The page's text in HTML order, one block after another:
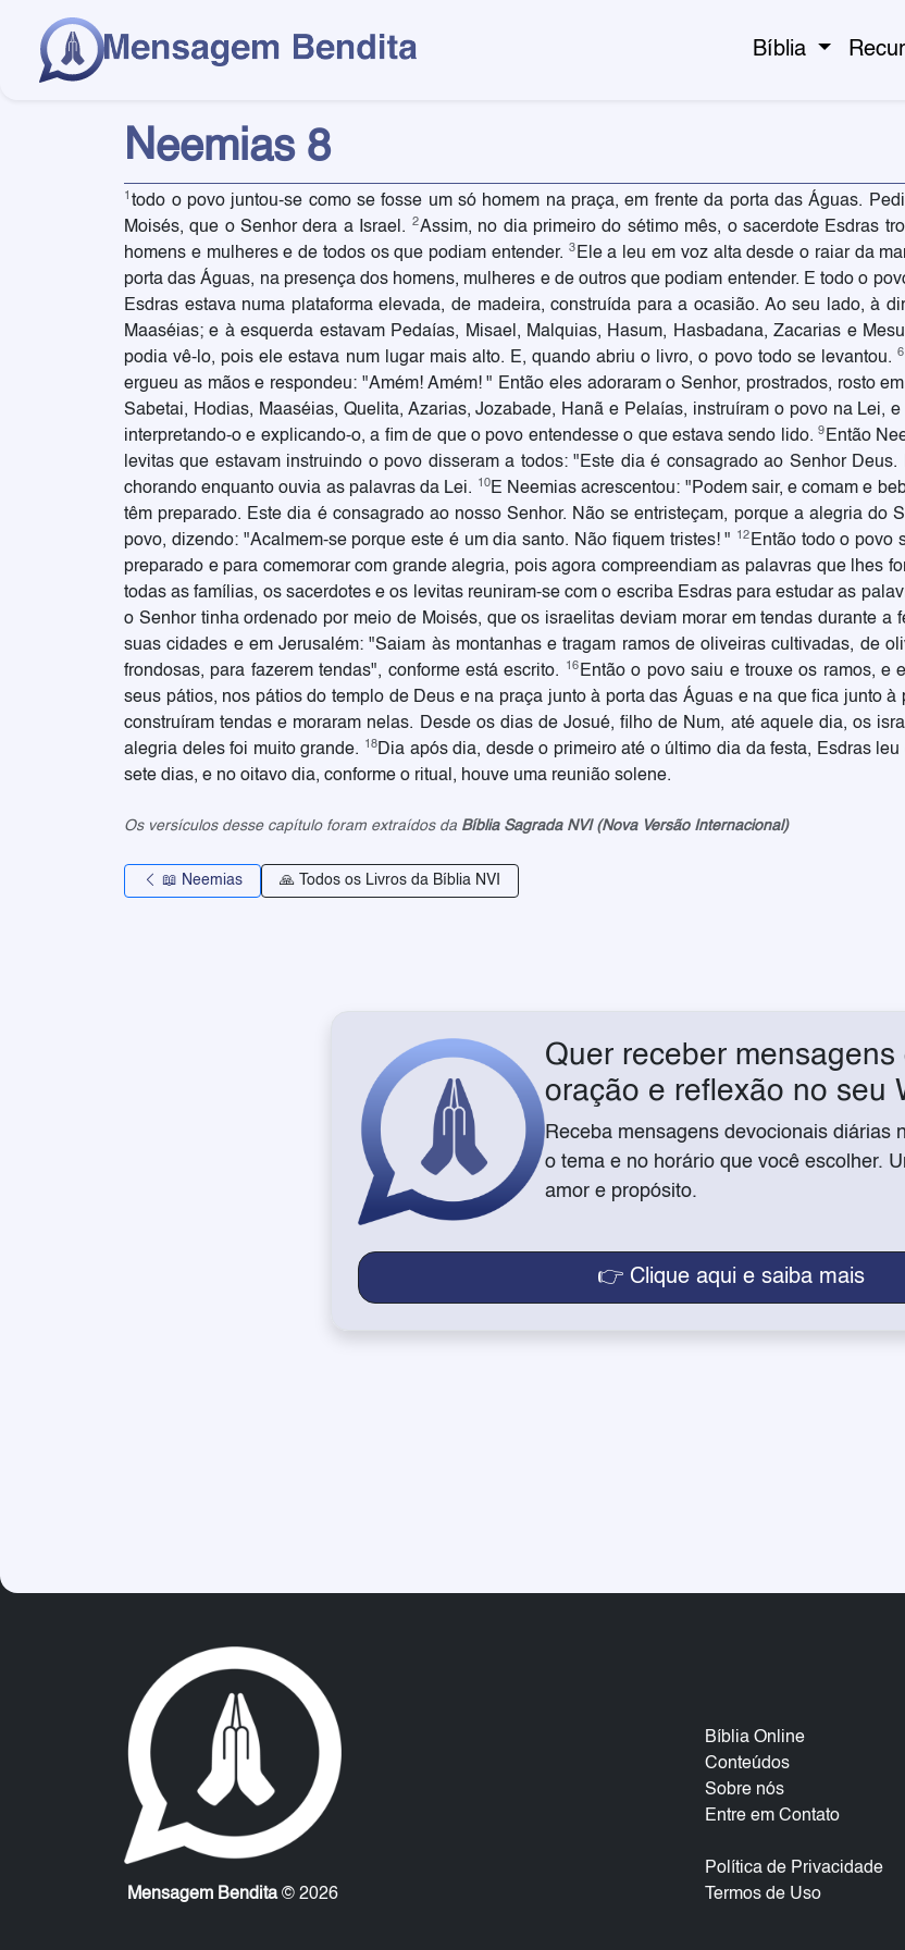
Bíblia
Neemias 8
1 todo o povo juntou-se como se fosse um só homem na praça, em frente da porta das Águas.
Moisés, que o Senhor dera a Israel. 2Assim, no dia primeiro do sétimo mês, o sacerdote Esdras
homens e mulheres e de todos os que podiam entender. 3 Ele a leu em voz alta desde o raiar da
porta das Águas, na presença dos homens, mulheres e de outros que podiam entender. E todo o
Esdras estava numa plataforma elevada, de madeira, construída para a ocasião. Ao seu lado, à
Maaséias; e à esquerda estavam Pedaías, Misael, Malquias, Hasum, Hasbadana, Zacarias e
podia vê-lo, pois ele estava num lugar mais alto. E, quando abriu o livro, o povo todo se levantou. 6
ergueu as mãos e respondeu: "Amém! Amém! " Então eles adoraram o Senhor, prostrados, rosto
Sabetai, Hodias, Maaséias, Quelita, Azarias, Jozabade, Hanã e Pelaías, instruíram o povo na Lei,
interpretando-o e explicando-o, a fim de que o povo entendesse o que estava sendo lido.9 Então
levitas que estavam instruindo o povo disseram a todos: "Este dia é consagrado ao Senhor
chorando enquanto ouvia as palavras da Lei. 10E Neemias acrescentou: "Podem sair, e comam e
têm preparado. Este dia é consagrado ao nosso Senhor. Não se entristeçam, porque a alegria do
povo, dizendo: "Acalmem-se porque este é um dia santo. Não fiquem tristes! " 12 Então todo o povo
preparado e para comemorar com grande alegria, pois agora compreendiam as palavras que lhes
todas as famílias, os sacerdotes e os levitas reuniram-se com o escriba Esdras para estudar as
o Senhor tinha ordenado por meio de Moisés, que os israelitas deviam morar em tendas durante a
suas cidades e em Jerusalém: "Saiam às montanhas e tragam ramos de oliveiras cultivadas, de
frondosas, para fazerem tendas", conforme está escrito.
16 Então o povo saiu e trouxe os ramos, e
seus pátios, nos pátios do templo de Deus e na praça junto à porta das Águas e na que fica junto à
construíram tendas e moraram nelas. Desde os dias de Josué, filho de Num, até aquele dia, os
alegria deles foi muito grande. 18Dia após dia, desde o primeiro até o último dia da festa, Esdras
sete dias, e no oitavo dia, conforme o ritual, houve uma reunião solene.
Os versículos desse capítulo foram extraídos da Bíblia Sagrada NVI (Nova Versão Internacional)
📖 Neemias 🙏 Todos os Livros da Bíblia NVI
Quer receber mensagens
oração e reflexão no seu
Receba mensagens devocionais diárias
o tema e no horário que você escolher.
amor e propósito.
👉 Clique aqui e saiba mais
Mensagem Bendita© 2026
Bíblia Online
Conteúdos
Sobre nós
Entre em Contato
Política de Privacidade
Termos de Uso